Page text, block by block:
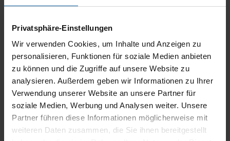
Privatsphäre-Einstellungen
Wir verwenden Cookies, um Inhalte und Anzeigen zu
personalisieren, Funktionen für soziale Medien anbieten
zu können und die Zugriffe auf unsere Website zu
analysieren. Außerdem geben wir Informationen zu Ihrer
Verwendung unserer Website an unsere Partner für
soziale Medien, Werbung und Analysen weiter. Unsere
Partner führen diese Informationen möglicherweise mit
weiteren Daten zusammen, die Sie ihnen bereitgestellt
Marc Becker
Ich gehe schon seit Jahren zur Frau Ickler. Kurz und
knapp, sie ist einfach in allen Punkten *super*